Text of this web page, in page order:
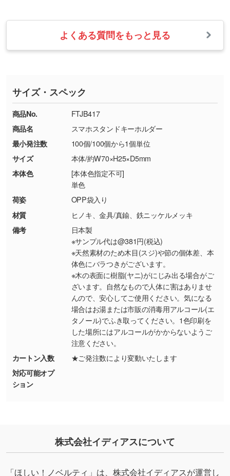
・1色印刷でグラデーションや濃淡を表現した
い
す。→詳しく見る
・コーポレートカラーを使って印刷したい／印
刷色にこだわりがある
DIC・PANTONEなどのカラーチップの指定や、
現物支給による色指定も承っております。→
しく見る
・背景がある画像からキャラクター部分だけを
シンプルな背景のデータや、使いたいキャラク
ター部分の輪郭がはっきりしているデータは切
り抜き処理が可能です。→詳しく見る
・持っているデータの背景が足りない／塗り足
しの作り方が分からない
印刷したいデータが印刷範囲よりも小さい場
合、シンプルな色・柄の背景であれば拡張が可
詳しく見る
・デザインにQRコードを入れたい／QRコード
を生成してほしい
URLをご指定いただければ、QRコードを生成
いたします。配置のご相談にも応じています。
また、お選びいただいた印刷色が本体色に合わ
ない場合や仕上がりに影響しそうな場合は、ス
タッフから別の色をご案内することもございま
・お届け時に商品が損傷・故障している場合
・ご注文と異なる商品が届いた場合
・印刷不良があった場合
※詳しくは「商品の良品基準について
ください。
【返品・交換ができない場合】
・お客様の元で商品を加工された場合、または
商品が破損した場合
・商品到着後7日以上経過している場合
・お客様のご都合による返品・交換依頼(商
品・色・数量などの注文間違い等)
業日以内に担当スタッフよりメールにてご連絡
いたします。
お急ぎの場合はお電話でのご質問も受け付けて
TEL：0422-29-9911 営業時間10:00～
18:00(土日祝日除く)
お問い合わせフォームはこちら
よくある質問をもっと見る
サイズ・スペック
商品No.
FTJB417
商品名
スマホスタンドキーホルダー
最小発注数
100個/100個から1個単位
サイズ
本体/約W70×H25×D5mm
本体色
[本体色指定不可]
単色
荷姿
OPP袋入り
材質
ヒノキ、金具/真鍮、鉄ニッケルメッキ
備考
日本製
※サンプル代は@381円(税込)
※天然素材のため木目(スジ)や節の個体差、本
体色にバラつきがございます。
※木の表面に樹脂(ヤニ)がにじみ出る場合がご
ざいます。自然なもので人体に害はありませ
んので、安心してご使用ください。気になる
場合はお湯または市販の消毒用アルコール(エ
タノール)でふき取ってください。1色印刷を
した場所にはアルコールがかからないようご
注意ください。
カートン入数
★ご発注数により変動いたします
対応可能オプ
ション
株式会社イディアスについて
「ほしい！ノベルティ」は、株式会社イディアスが運営し